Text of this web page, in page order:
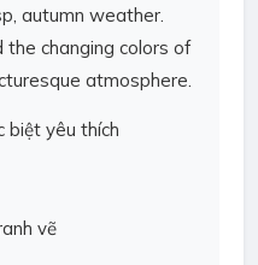
autumn weather.
changing colors of
atmosphere.
yêu thích
vẽ